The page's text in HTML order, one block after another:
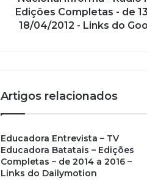
a
Edições Completas - de
18/04/2012 - Links do
Artigos relacionados
Educadora Entrevista – TV
Educadora Batatais – Edições
Completas – de 2014 a 2016 –
Links do Dailymotion